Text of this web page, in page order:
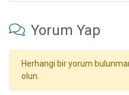
Yorum Yap
Herhangi bir yorum
olun.